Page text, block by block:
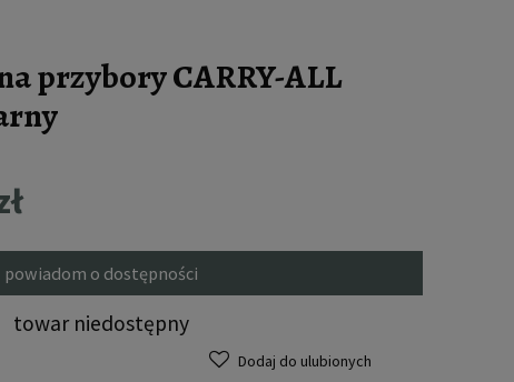
przybory CARRY-ALL
powiadom o dostępności
towar niedostępny
Dodaj do ulubionych